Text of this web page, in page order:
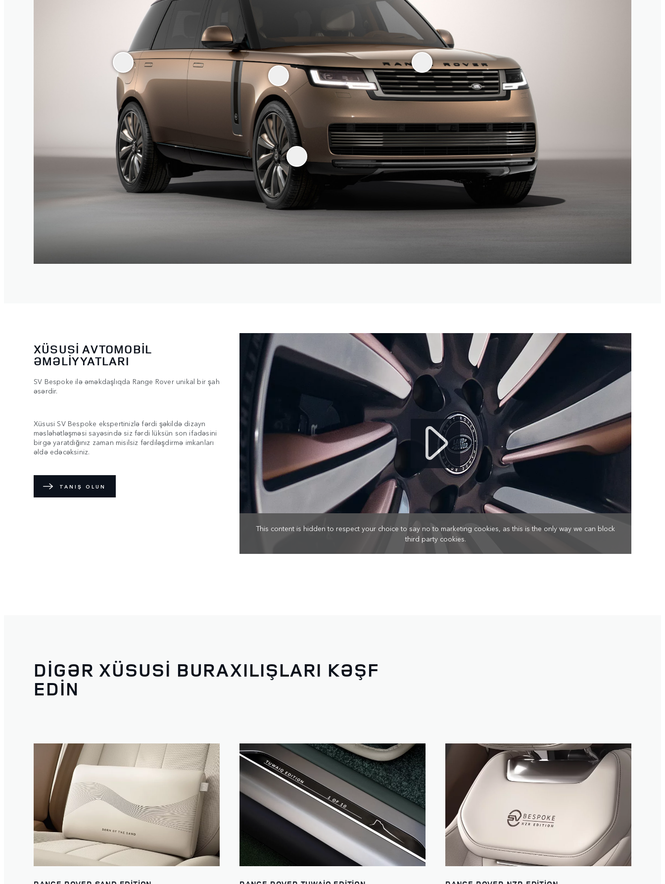
XÜSUSİ AVTOMOBİL
ƏMƏLİYYATLARI
SV Bespoke ilə əməkdaşlıqda Range Rover unikal bir şah
əsərdir.
Xüsusi SV Bespoke ekspertinizlə fərdi şəkildə dizayn
məsləhətləşməsi sayəsində siz fərdi lüksün son ifadəsini
birgə yaratdığınız zaman misilsiz fərdiləşdirmə imkanları
əldə edəcəksiniz.
TANIŞ OLUN
This content is hidden to respect your choice to say no to marketing cookies, as this is the only way we can block
third party cookies.
DİGƏR XÜSUSİ BURAXILIŞLARI KƏŞF
EDİN